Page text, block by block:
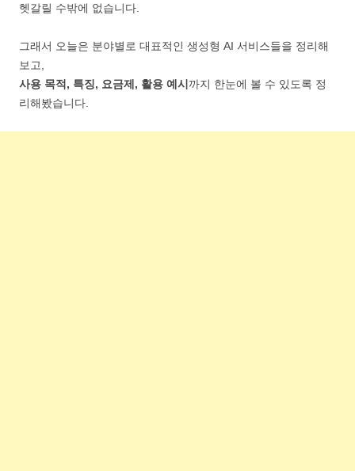
헷갈릴 수밖에 없습니다.
그래서 오늘은 분야별로 대표적인 생성형 AI 서비스들을 정리해
보고,
사용 목적, 특징, 요금제, 활용 예시 까지 한눈에 볼 수 있도록 정
리해봤습니다.